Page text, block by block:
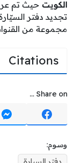
الكويت حيث تم
تجديد دفتر
مجموعة من
Citations
Share on ...
وسوم: